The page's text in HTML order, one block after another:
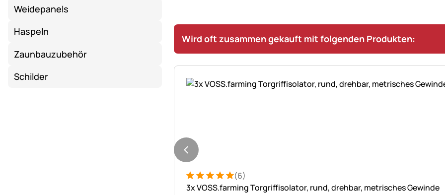
Weidepanels
Haspeln
Zaunbauzubehör
Schilder
Wird oft zusammen gekauft mit folgenden Produkten:
Bewertung: 5 von 5 (6 Bewertungen)
6 Bewertungen
(6)
3x VOSS.farming Torgriffisolator, rund, drehbar, metrisches Gewinde